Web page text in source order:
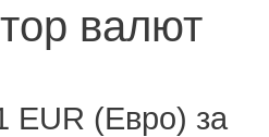
валют
EUR (Евро) за